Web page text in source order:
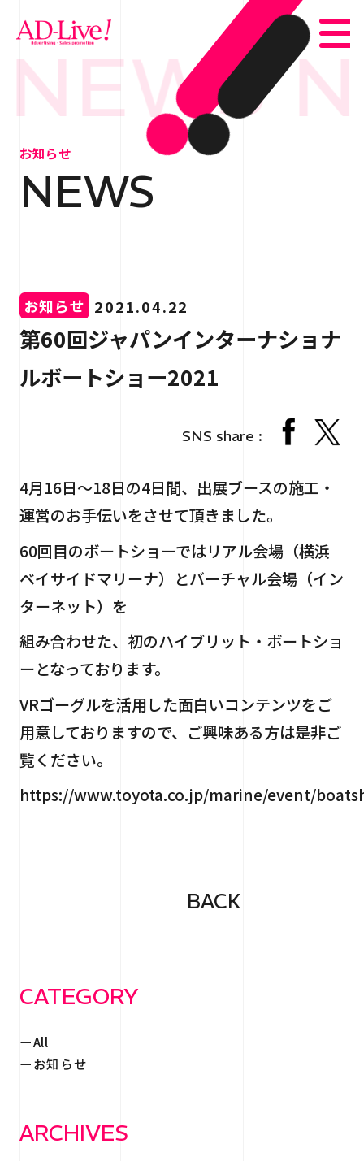
TOP
NEWS お知らせ
WORKS 事例紹介
RECRUIT 採用情報
お問い合わせ
個人情報保護法
お知らせ
NEWS
お知らせ 2021.04.22
第60回ジャパンインターナショナ
ルボートショー2021
SNS share :
4月16日～18日の4日間、出展ブースの施工・
運営のお手伝いをさせて頂きました。
60回目のボートショーではリアル会場（横浜
ベイサイドマリーナ）とバーチャル会場（イン
ターネット）を
組み合わせた、初のハイブリット・ボートショ
ーとなっております。
VRゴーグルを活用した面白いコンテンツをご
用意しておりますので、ご興味ある方は是非ご
覧ください。
https://www.toyota.co.jp/marine/event/
BACK
CATEGORY
All
お知らせ
ARCHIVES